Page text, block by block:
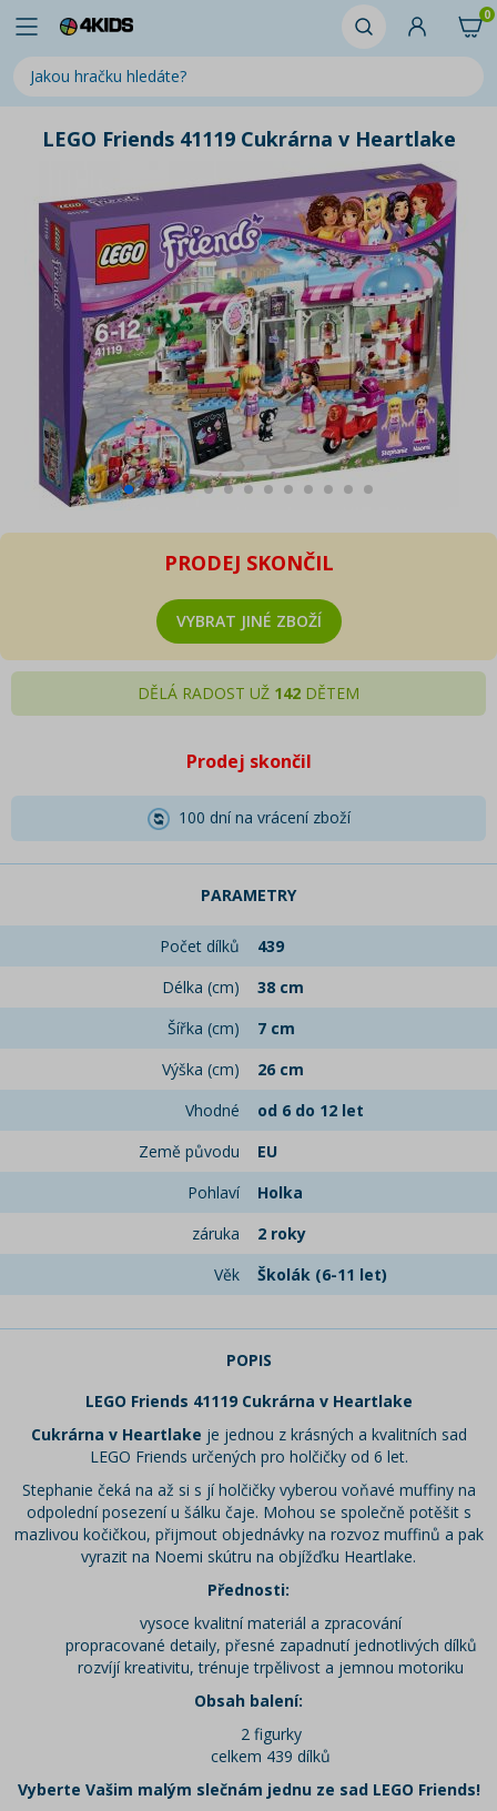
0
LEGO Friends 41119 Cukrárna v Heartlake
PRODEJ SKONČIL
VYBRAT JINÉ ZBOŽÍ
DĚLÁ RADOST UŽ 142 DĚTEM
Prodej skončil
100 dní na vrácení zboží
PARAMETRY
Počet dílků
439
Délka (cm)
38 cm
Šířka (cm)
7 cm
Výška (cm)
26 cm
Vhodné
od 6 do 12 let
Země původu
EU
Pohlaví
Holka
záruka
2 roky
Věk
Školák (6-11 let)
POPIS
LEGO Friends 41119 Cukrárna v Heartlake
Cukrárna v Heartlake je jednou z krásných a kvalitních sad
LEGO Friends určených pro holčičky od 6 let.
Stephanie čeká na až si s jí holčičky vyberou voňavé muffiny na
odpolední posezení u šálku čaje. Mohou se společně potěšit s
mazlivou kočičkou, přijmout objednávky na rozvoz muffinů a pak
vyrazit na Noemi skútru na objížďku Heartlake.
Přednosti:
vysoce kvalitní materiál a zpracování
propracované detaily, přesné zapadnutí jednotlivých dílků
rozvíjí kreativitu, trénuje trpělivost a jemnou motoriku
Obsah balení:
2 figurky
celkem 439 dílků
Vyberte Vašim malým slečnám jednu ze sad LEGO Friends!